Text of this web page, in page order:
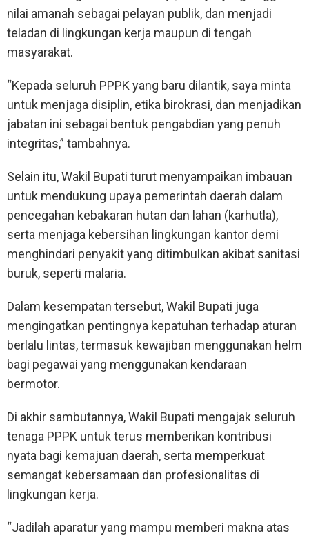
nilai amanah sebagai pelayan publik, dan menjadi
teladan di lingkungan kerja maupun di tengah
masyarakat.
“Kepada seluruh PPPK yang baru dilantik, saya minta
untuk menjaga disiplin, etika birokrasi, dan menjadikan
jabatan ini sebagai bentuk pengabdian yang penuh
integritas,” tambahnya.
Selain itu, Wakil Bupati turut menyampaikan imbauan
untuk mendukung upaya pemerintah daerah dalam
pencegahan kebakaran hutan dan lahan (karhutla),
serta menjaga kebersihan lingkungan kantor demi
menghindari penyakit yang ditimbulkan akibat sanitasi
buruk, seperti malaria.
Dalam kesempatan tersebut, Wakil Bupati juga
mengingatkan pentingnya kepatuhan terhadap aturan
berlalu lintas, termasuk kewajiban menggunakan helm
bagi pegawai yang menggunakan kendaraan
bermotor.
Di akhir sambutannya, Wakil Bupati mengajak seluruh
tenaga PPPK untuk terus memberikan kontribusi
nyata bagi kemajuan daerah, serta memperkuat
semangat kebersamaan dan profesionalitas di
lingkungan kerja.
“Jadilah aparatur yang mampu memberi makna atas